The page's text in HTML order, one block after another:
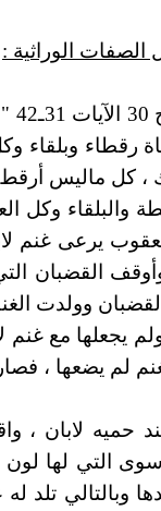
الوراثية :
رقطاء
كل ماليس
وكل
يعقوب يرعى
القضبان
وولدت
يجعلها مع
لم يضعها ،
حميه لابان ،
التي لها لون
وبالتالي تلد